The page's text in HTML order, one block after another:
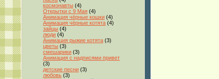
космонавты (4)
Открытки с 9 Мая (4)
Анимация чёрные кошки (4)
Анимация чёрные котята (4)
зайцы (4)
люди (4)
Анимация рыжие котята (3)
цветы (3)
смешарики (3)
Анимация с надписями привет
(3)
детские песни (3)
любовь (3)